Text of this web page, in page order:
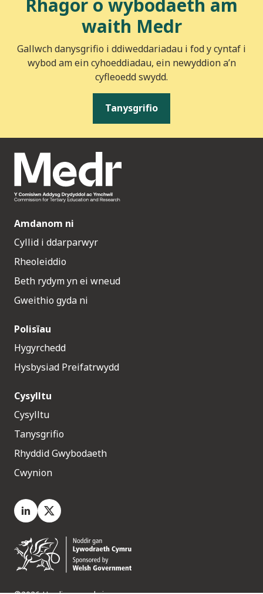
Rhagor o wybodaeth am
waith Medr
Gallwch danysgrifio i ddiweddariadau i fod y cyntaf i
wybod am ein cyhoeddiadau, ein newyddion a’n
cyfleoedd swydd.
Tanysgrifio
Amdanom ni
Cyllid i ddarparwyr
Rheoleiddio
Beth rydym yn ei wneud
Gweithio gyda ni
Polisïau
Hygyrchedd
Hysbysiad Preifatrwydd
Cysylltu
Cysylltu
Tanysgrifio
Rhyddid Gwybodaeth
Cwynion
LinkedIn
X.com